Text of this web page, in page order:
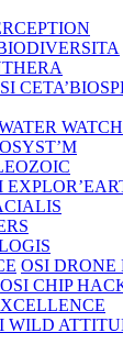
WATCH
OSI DRONE
OSI CHIP
WILD